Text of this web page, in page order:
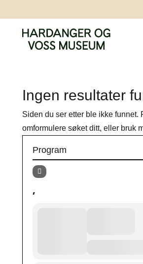
Ingen resultater
Siden du ser etter ble ikke funnet.
omformulere søket ditt, eller bruk
Program
,